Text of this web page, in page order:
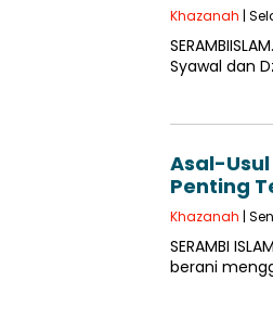
Khazanah |
Syawal dan
Asal-
Penting
Khazanah |
SERAMBI
berani